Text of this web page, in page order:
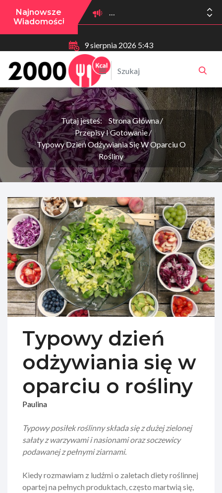
Najnowsze
Wiadomości
9 sierpnia 2026 5:43
Tutaj jesteś:
Strona Główna
Przepisy I Gotowanie
Typowy Dzień Odżywiania Się W Oparciu O
Rośliny
Typowy dzień
odżywiania się w
oparciu o rośliny
Paulina
Typowy posiłek roślinny składa się z dużej zielonej
sałaty z warzywami i nasionami oraz soczewicy
podawanej z pełnymi ziarnami.
Kiedy rozmawiam z ludźmi o zaletach diety roślinnej
opartej na pełnych produktach, często martwią się,